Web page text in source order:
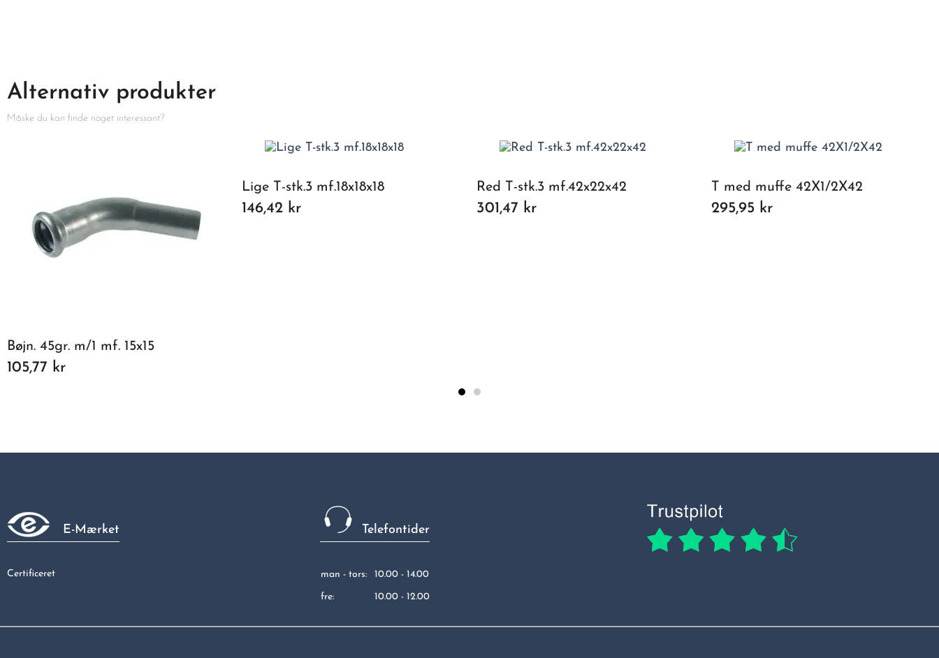
Alternativ produkter
Måske du kan finde noget interessant?
Bøjn. 45gr. m/1 mf. 15x15
105,77 kr
Lige T-stk.3 mf.18x18x18
146,42 kr
Red T-stk.3 mf.42x22x42
301,47 kr
T med muffe 42X1/2X42
295,95 kr
E-Mærket
Certificeret
Telefontider
man - tors: 10.00 - 14.00
fre: 10.00 - 12.00